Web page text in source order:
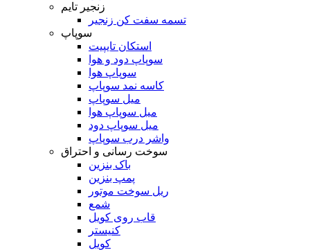
زنجیر تایم
تسمه سفت کن زنجیر
سوپاپ
استکان تایپیت
سوپاپ دود و هوا
سوپاپ هوا
کاسه نمد سوپاپ
میل سوپاپ
میل سوپاپ هوا
میل سوپاپ دود
واشر درب سوپاپ
سوخت رسانی و احتراق
باک بنزین
پمپ بنزین
ریل سوخت موتور
شمع
قاب روی کویل
کنیستر
کویل